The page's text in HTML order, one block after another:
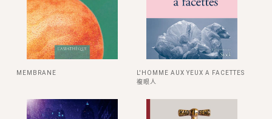
MEMBRANE
L'HOMME AUX YEUX A FACETTES
複眼人